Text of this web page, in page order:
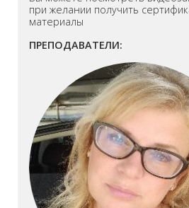
при желании получить
материалы
ПРЕПОДАВАТЕЛИ: